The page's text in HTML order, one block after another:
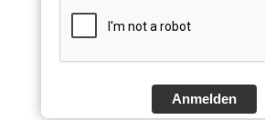
Anmelden